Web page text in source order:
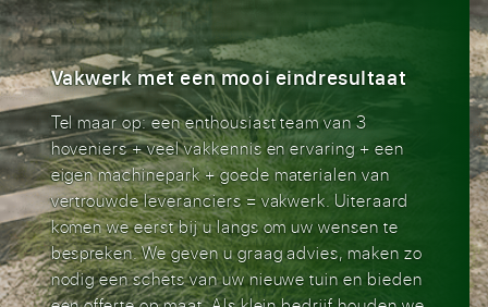
Vakwerk met een mooi eindresultaat
Tel maar op: een enthousiast team van 3
hoveniers + veel vakkennis en ervaring + een
eigen machinepark + goede materialen van
vertrouwde leveranciers = vakwerk. Uiteraard
komen we eerst bij u langs om uw wensen te
bespreken. We geven u graag advies, maken zo
nodig een schets van uw nieuwe tuin en bieden